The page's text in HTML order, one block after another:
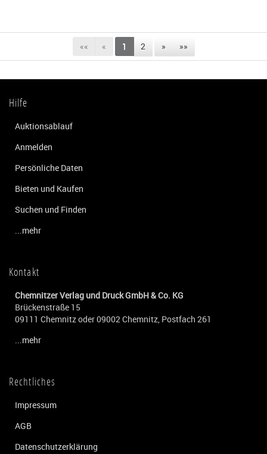
«« « 1 2 » »»
Hilfe
Auktionsablauf
Anmelden
Persönliche Daten
Bieten und Kaufen
Suchen und Finden
...mehr
Kontakt
Chemnitzer Verlag und Druck GmbH & Co. KG
Brückenstraße 15
09111 Chemnitz oder 09002 Chemnitz, Postfach 261
...mehr
Rechtliches
Impressum
AGB
Datenschutzerklärung